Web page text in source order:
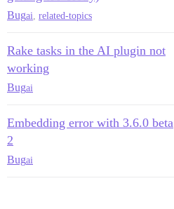
Bugai related-topics
Rake tasks in the AI plugin not
working
Bugai
Embedding error with 3.6.0 beta
2
Bugai